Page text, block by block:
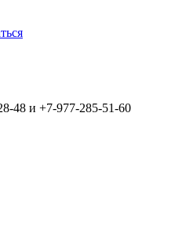
48 и +7-977-285-51-60